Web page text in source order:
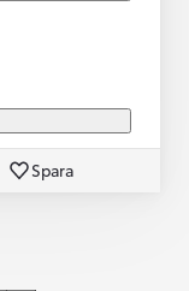
Spara